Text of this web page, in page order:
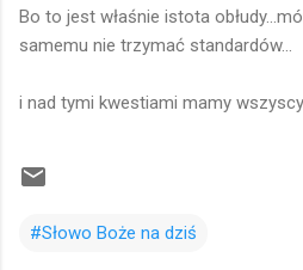
Bo to jest właśnie istota
samemu nie trzymać standardów...
i nad tymi kwestiami mamy wszyscy
#Słowo Boże na dziś